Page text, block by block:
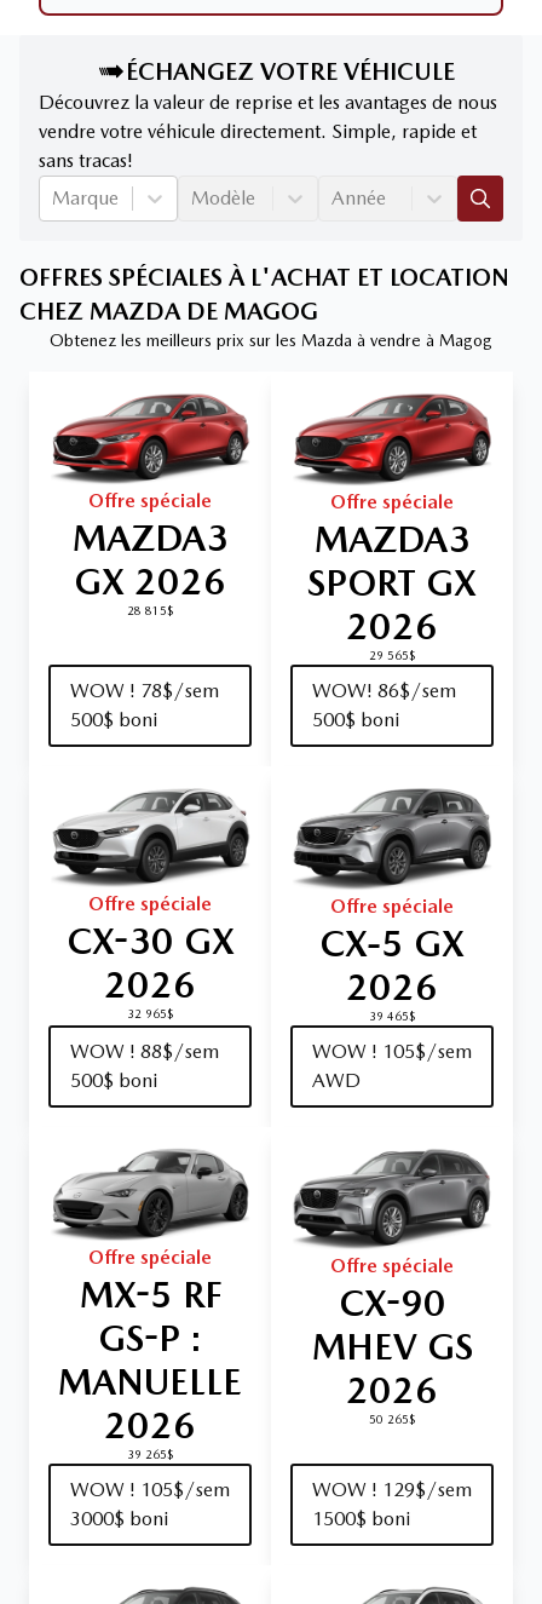
ÉCHANGEZ VOTRE VÉHICULE
Découvrez la valeur de reprise et les avantages de nous
vendre votre véhicule directement. Simple, rapide et
sans tracas!
Marque
Modèle Année
OFFRES SPÉCIALES À L'ACHAT ET LOCATION
CHEZ MAZDA DE MAGOG
Obtenez les meilleurs prix sur les Mazda à vendre à Magog
Offre spéciale
MAZDA3
GX 2026
28 815$
WOW ! 78$/sem
500$ boni
Offre spéciale
MAZDA3
SPORT GX
2026
29 565$
WOW! 86$/sem
500$ boni
Offre spéciale
CX-30 GX
2026
32 965$
WOW ! 88$/sem
500$ boni
Offre spéciale
CX‑5 GX
2026
39 465$
WOW ! 105$/sem
AWD
Offre spéciale
MX-5 RF
GS-P :
MANUELLE
2026
39 265$
WOW ! 105$/sem
3000$ boni
Offre spéciale
CX-90
MHEV GS
2026
50 265$
WOW ! 129$/sem
1500$ boni